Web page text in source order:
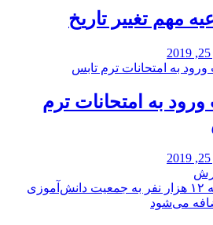
مهم تغییر تاریخ
به امتحانات ترم